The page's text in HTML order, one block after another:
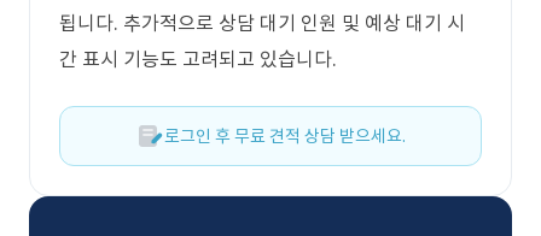
됩니다. 추가적으로 상담 대기 인원 및 예상 대기 시
간 표시 기능도 고려되고 있습니다.
로그인 후 무료 견적 상담 받으세요.